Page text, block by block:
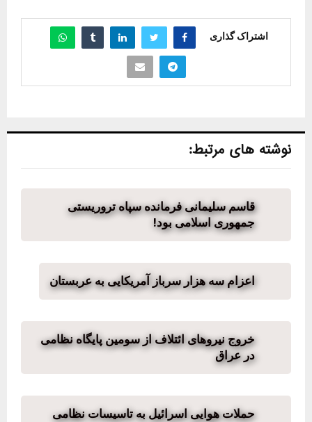
اشتراک گذاری
نوشته های مرتبط:
قاسم سلیمانی فرمانده سپاه تروریستی
جمهوری اسلامی بود!
اعزام سه هزار سرباز آمریکایی به عربستان
خروج نیروهای ائتلاف از سومین پایگاه نظامی
در عراق
حملات هوایی اسرائیل به تاسیسات نظامی